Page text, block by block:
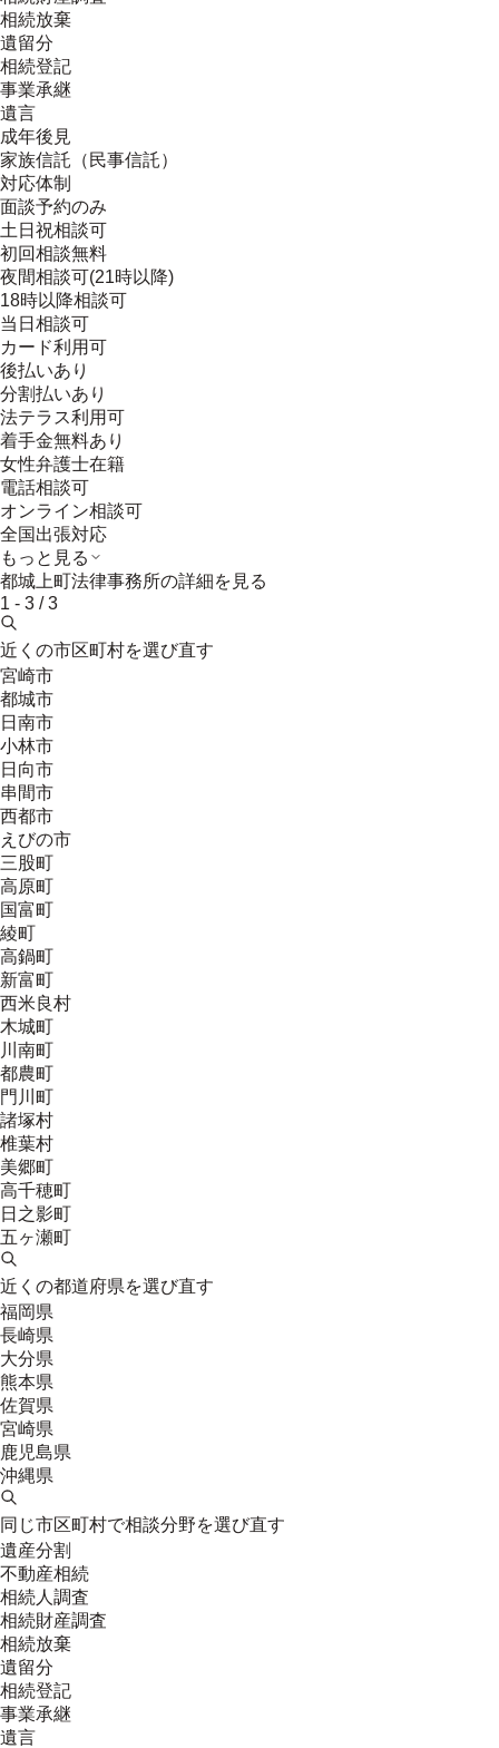
相続放棄
遺留分
相続登記
事業承継
遺言
成年後見
家族信託（民事信託）
対応体制
面談予約のみ
土日祝相談可
初回相談無料
夜間相談可(21時以降)
18時以降相談可
当日相談可
カード利用可
後払いあり
分割払いあり
法テラス利用可
着手金無料あり
女性弁護士在籍
電話相談可
オンライン相談可
全国出張対応
もっと見る
都城上町法律事務所の詳細を見る
1 - 3 /3
近くの市区町村を選び直す
宮崎市
都城市
日南市
小林市
日向市
串間市
西都市
えびの市
三股町
高原町
国富町
綾町
高鍋町
新富町
西米良村
木城町
川南町
都農町
門川町
諸塚村
椎葉村
美郷町
高千穂町
日之影町
五ヶ瀬町
近くの都道府県を選び直す
福岡県
長崎県
大分県
熊本県
佐賀県
宮崎県
鹿児島県
沖縄県
同じ市区町村で相談分野を選び直す
遺産分割
不動産相続
相続人調査
相続財産調査
相続放棄
遺留分
相続登記
事業承継
遺言